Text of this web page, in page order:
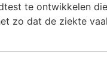
te ontwikkelen
zo dat de ziekte